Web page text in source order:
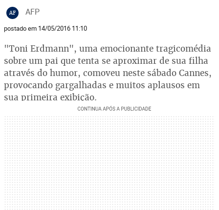
AF AFP
postado em 14/05/2016 11:10
"Toni Erdmann", uma emocionante tragicomédia
sobre um pai que tenta se aproximar de sua filha
através do humor, comoveu neste sábado Cannes,
provocando gargalhadas e muitos aplausos em
sua primeira exibição.